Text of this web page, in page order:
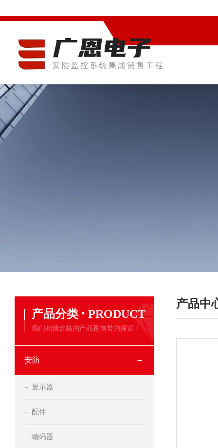
产品分类 · PRODUCT
我们相信合格的产品是信誉的保证！
安防
显示器
配件
编码器
产品中